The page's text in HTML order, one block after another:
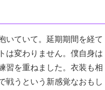
ていて。延期期間を経て
は変わりません。僕自身は
習を重ねました。衣装も相
戦うという新感覚なおもし